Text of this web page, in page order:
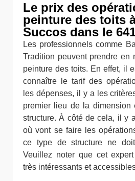
Le prix des
peinture des toits
Succos dans le
Les professionnels comme
Tradition peuvent prendre en
peinture des toits. En effet, il
connaître le tarif des
les dépenses, il y a les
premier lieu de la
structure. À côté de cela, il y
où vont se faire les
ce type de structure ne
Veuillez noter que cet
très intéressants et